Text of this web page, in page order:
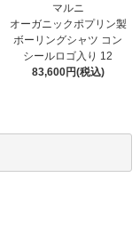
マルニ
オーガニックポプリン製
ボーリングシャツ コン
シールロゴ入り 12
83,600円(税込)